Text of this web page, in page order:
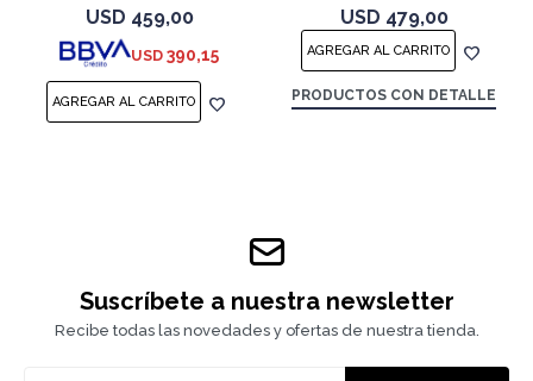
USD 459,00
USD 390,15
Black
USD 479,00
PRODUCTOS CON DETALLE
Suscríbete a nuestra newsletter
Recibe todas las novedades y ofertas de nuestra tienda.